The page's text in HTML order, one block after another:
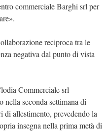
commerciale Barghi srl per
reciproca tra le
negativa dal punto di vista
Commerciale srl
seconda settimana di
allestimento, prevedendo la
insegna nella prima metà di